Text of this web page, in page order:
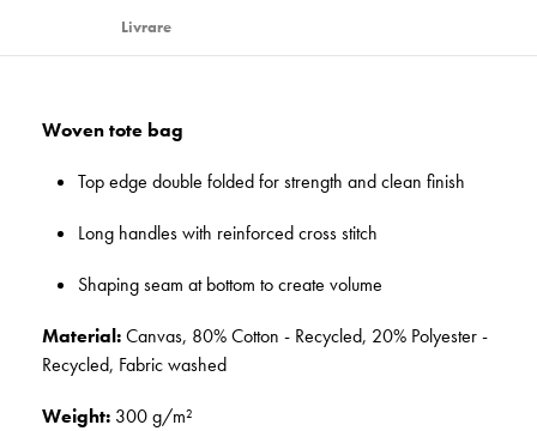
Livrare
Woven tote bag
Top edge double folded for strength and clean finish
Long handles with reinforced cross stitch
Shaping seam at bottom to create volume
Material:Canvas, 80% Cotton - Recycled, 20% Polyester -
Recycled, Fabric washed
Weight: 300 g/m²